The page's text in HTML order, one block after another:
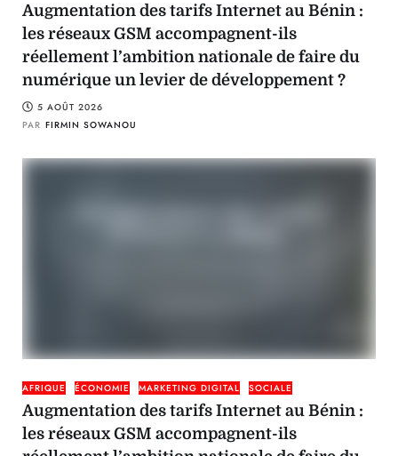
Augmentation des tarifs Internet au Bénin :
les réseaux GSM accompagnent-ils
réellement l’ambition nationale de faire du
numérique un levier de développement ?
5 AOÛT 2026
PAR FIRMIN SOWANOU
AFRIQUE ÉCONOMIE MARKETING DIGITAL SOCIALE
Augmentation des tarifs Internet au Bénin :
les réseaux GSM accompagnent-ils